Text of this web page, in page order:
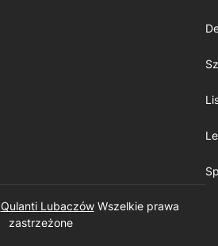
Qulanti Lubaczów​ Wszelkie prawa
zastrzeżone